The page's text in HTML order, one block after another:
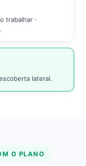
trabalhar ·
lateral.
O PLANO